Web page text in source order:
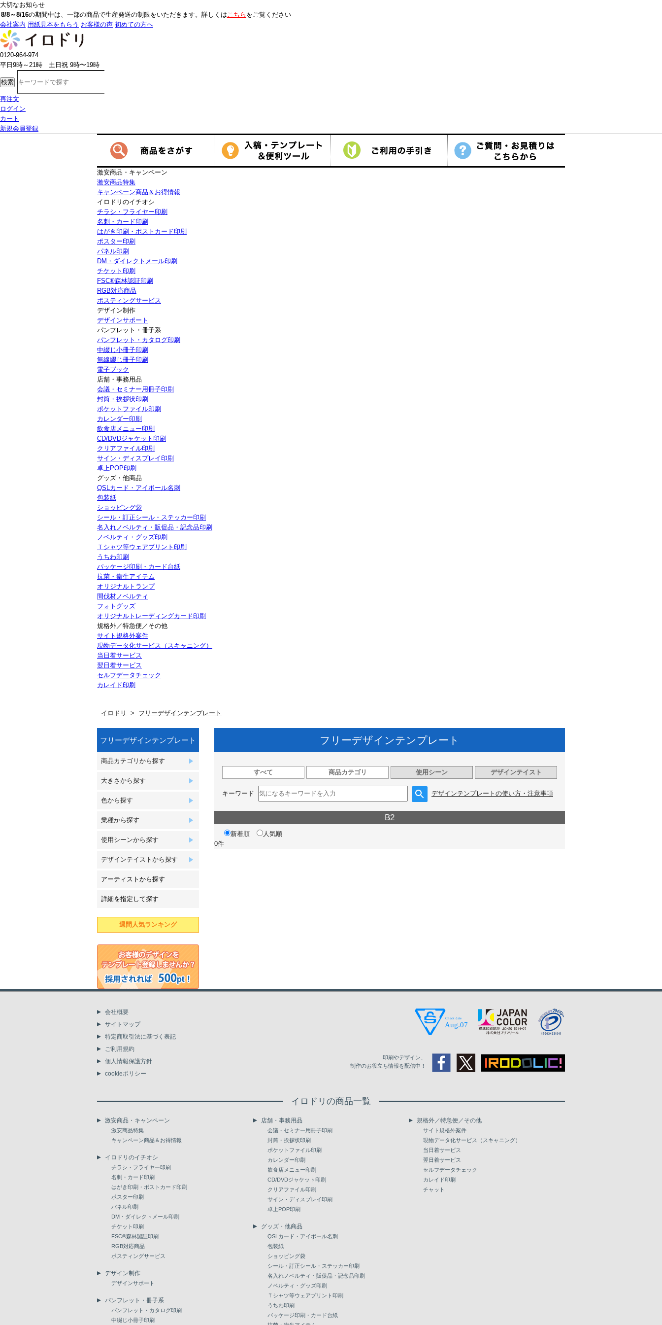
大切なお知らせ
8/8～8/16の期間中は、一部の商品で生産発送の制限をいただきます。詳しくはこちら をご覧ください
会社案内 用紙見本をもらう お客様の声 初めての方へ
0120-964-974
平日9時～21時 土日祝 9時〜19時
検索
再注文
ログイン
カート
新規会員登録
激安商品・キャンペーン
激安商品特集
キャンペーン商品＆お得情報
イロドリのイチオシ
チラシ・フライヤー印刷
名刺・カード印刷
はがき印刷・ポストカード印刷
ポスター印刷
パネル印刷
DM・ダイレクトメール印刷
チケット印刷
FSC®森林認証印刷
RGB対応商品
ポスティングサービス
デザイン制作
デザインサポート
パンフレット・冊子系
パンフレット・カタログ印刷
中綴じ小冊子印刷
無線綴じ冊子印刷
電子ブック
店舗・事務用品
会議・セミナー用冊子印刷
封筒・挨拶状印刷
ポケットファイル印刷
カレンダー印刷
飲食店メニュー印刷
CD/DVDジャケット印刷
クリアファイル印刷
サイン・ディスプレイ印刷
卓上POP印刷
グッズ・他商品
QSLカード・アイボール名刺
包装紙
ショッピング袋
シール・訂正シール・ステッカー印刷
名入れノベルティ・販促品・記念品印刷
ノベルティ・グッズ印刷
Ｔシャツ等ウェアプリント印刷
うちわ印刷
パッケージ印刷・カード台紙
抗菌・衛生アイテム
オリジナルトランプ
間伐材ノベルティ
フォトグッズ
オリジナルトレーディングカード印刷
規格外／特急便／その他
サイト規格外案件
現物データ化サービス（スキャニング）
当日着サービス
翌日着サービス
セルフデータチェック
カレイド印刷
イロドリ フリーデザインテンプレート
フリーデザインテンプレート
商品カテゴリから探す
大きさから探す
色から探す
業種から探す
使用シーンから探す
デザインテイストから探す
アーティストから探す
詳細を指定して探す
週間人気ランキング
フリーデザインテンプレート
すべて 商品カテゴリ 使用シーン デザインテイスト
キーワード デザインテンプレートの使い方・注意事項
B2
新着順
人気順
0件
会社概要
サイトマップ
特定商取引法に基づく表記
ご利用規約
個人情報保護方針
cookieポリシー
印刷やデザイン、
制作のお役立ち情報を配信中！
イロドリの商品一覧
激安商品・キャンペーン
激安商品特集
キャンペーン商品＆お得情報
イロドリのイチオシ
チラシ・フライヤー印刷
名刺・カード印刷
はがき印刷・ポストカード印刷
ポスター印刷
パネル印刷
DM・ダイレクトメール印刷
チケット印刷
FSC®森林認証印刷
RGB対応商品
ポスティングサービス
デザイン制作
デザインサポート
パンフレット・冊子系
パンフレット・カタログ印刷
中綴じ小冊子印刷
店舗・事務用品
会議・セミナー用冊子印刷
封筒・挨拶状印刷
ポケットファイル印刷
カレンダー印刷
飲食店メニュー印刷
CD/DVDジャケット印刷
クリアファイル印刷
サイン・ディスプレイ印刷
卓上POP印刷
グッズ・他商品
QSLカード・アイボール名刺
包装紙
ショッピング袋
シール・訂正シール・ステッカー印刷
名入れノベルティ・販促品・記念品印刷
ノベルティ・グッズ印刷
Ｔシャツ等ウェアプリント印刷
うちわ印刷
パッケージ印刷・カード台紙
規格外／特急便／その他
サイト規格外案件
現物データ化サービス（スキャニング）
当日着サービス
翌日着サービス
セルフデータチェック
カレイド印刷
チャット